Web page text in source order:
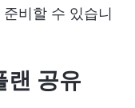
비할 수 있습니
랜 공유